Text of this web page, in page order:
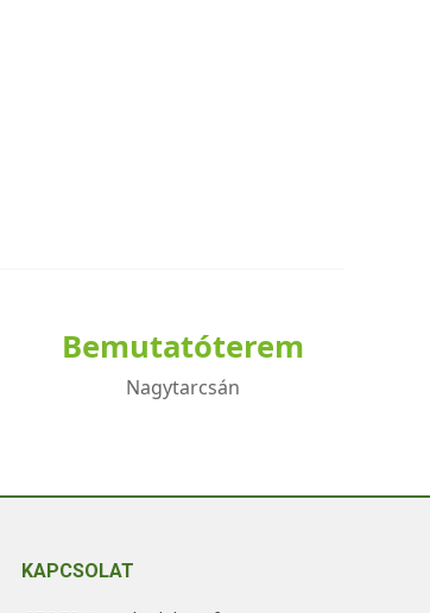
Bemutatóterem
Nagytarcsán
KAPCSOLAT